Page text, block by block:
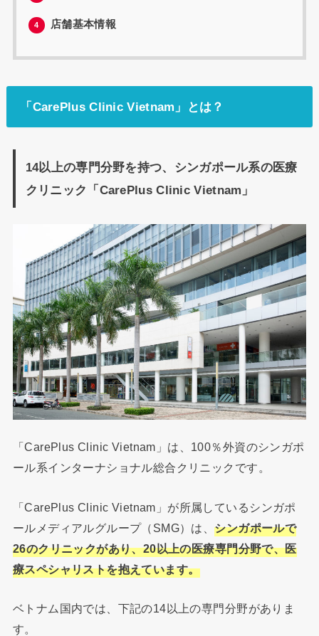
4 店舗基本情報
「CarePlus Clinic Vietnam」とは？
14以上の専門分野を持つ、シンガポール系の医療
クリニック「CarePlus Clinic Vietnam」
「CarePlus Clinic Vietnam」は、100％外資のシンガポ
ール系インターナショナル総合クリニックです。
「CarePlus Clinic Vietnam」が所属しているシンガポ
ールメディアルグループ（SMG）は、シンガポールで
26のクリニックがあり、20以上の医療専門分野で、医
療スペシャリストを抱えています。
ベトナム国内では、下記の14以上の専門分野がありま
す。